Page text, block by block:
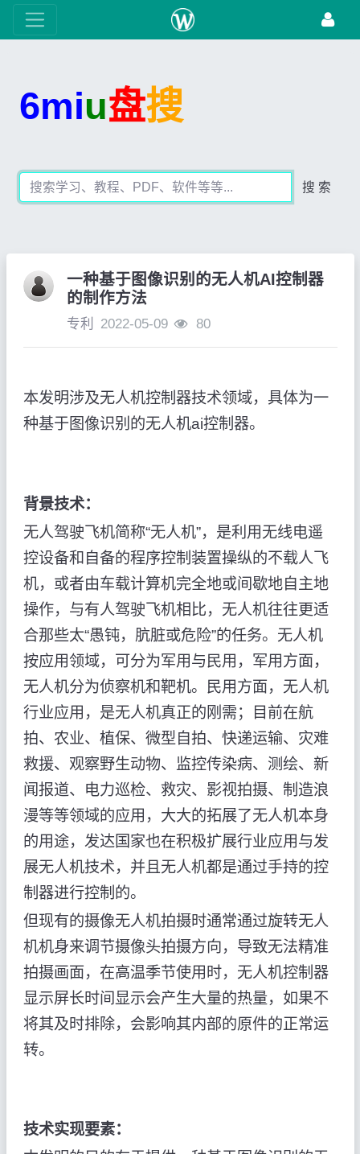
6miu盘搜
搜 索
一种基于图像识别的无人机AI控制器
的制作方法
专利 2022-05-09 80
本发明涉及无人机控制器技术领域，具体为一
种基于图像识别的无人机ai控制器。
背景技术：
无人驾驶飞机简称“无人机”，是利用无线电遥
控设备和自备的程序控制装置操纵的不载人飞
机，或者由车载计算机完全地或间歇地自主地
操作，与有人驾驶飞机相比，无人机往往更适
合那些太“愚钝，肮脏或危险”的任务。无人机
按应用领域，可分为军用与民用，军用方面，
无人机分为侦察机和靶机。民用方面，无人机
行业应用，是无人机真正的刚需；目前在航
拍、农业、植保、微型自拍、快递运输、灾难
救援、观察野生动物、监控传染病、测绘、新
闻报道、电力巡检、救灾、影视拍摄、制造浪
漫等等领域的应用，大大的拓展了无人机本身
的用途，发达国家也在积极扩展行业应用与发
展无人机技术，并且无人机都是通过手持的控
制器进行控制的。
但现有的摄像无人机拍摄时通常通过旋转无人
机机身来调节摄像头拍摄方向，导致无法精准
拍摄画面，在高温季节使用时，无人机控制器
显示屏长时间显示会产生大量的热量，如果不
将其及时排除，会影响其内部的原件的正常运
转。
技术实现要素：